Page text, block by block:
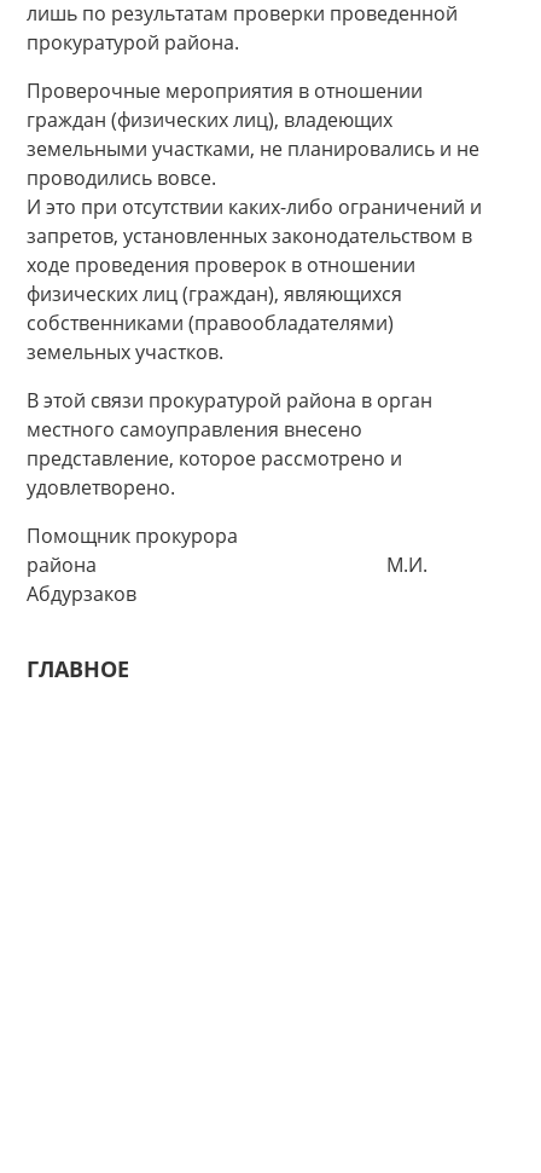
лишь по результатам проверки проведенной
прокуратурой района.
Проверочные мероприятия в отношении
граждан (физических лиц), владеющих
земельными участками, не планировались и не
проводились вовсе.
И это при отсутствии каких-либо ограничений и
запретов, установленных законодательством в
ходе проведения проверок в отношении
физических лиц (граждан), являющихся
собственниками (правообладателями)
земельных участков.
В этой связи прокуратурой района в орган
местного самоуправления внесено
представление, которое рассмотрено и
удовлетворено.
Помощник прокурора
района М.И.
Абдурзаков
ГЛАВНОЕ